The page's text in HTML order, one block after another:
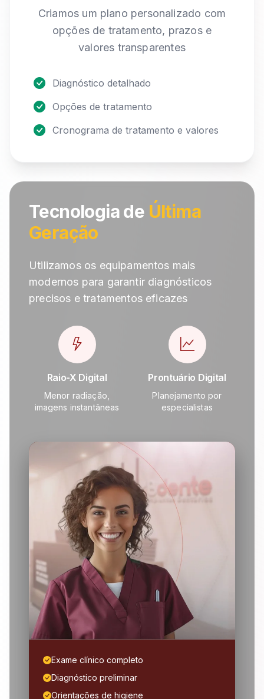
Criamos um plano personalizado com
opções de tratamento, prazos e
valores transparentes
Diagnóstico detalhado
Opções de tratamento
Cronograma de tratamento e valores
Tecnologia de Última
Geração
Utilizamos os equipamentos mais
modernos para garantir diagnósticos
precisos e tratamentos eficazes
Raio-X Digital
Menor radiação,
imagens instantâneas
Prontuário Digital
Planejamento por
especialistas
Exame clínico completo
Diagnóstico preliminar
Orientações de higiene